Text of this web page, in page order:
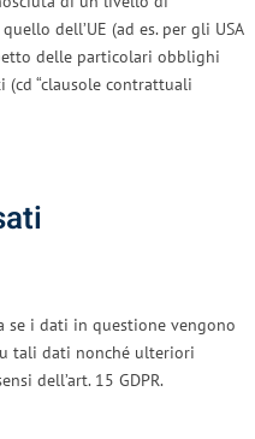
dell’UE (ad es. per gli USA
delle particolari obblighi
“clausole contrattuali
se i dati in questione vengono
tali dati nonché ulteriori
dell’art. 15 GDPR.